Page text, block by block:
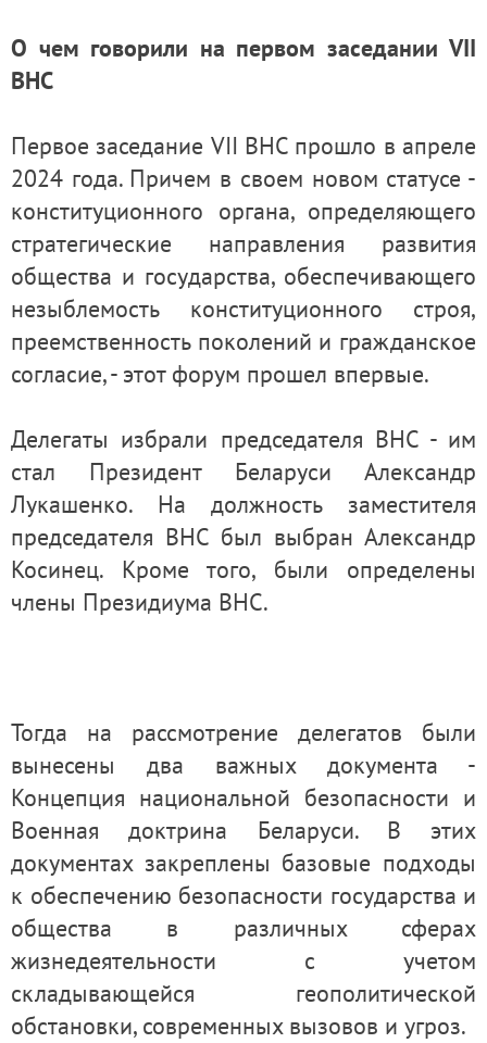
О чем говорили на первом заседании VII
ВНС
Первое заседание VII ВНС прошло в апреле
2024 года. Причем в своем новом статусе -
конституционного органа, определяющего
стратегические направления развития
общества и государства, обеспечивающего
незыблемость конституционного строя,
преемственность поколений и гражданское
согласие, - этот форум прошел впервые.
Делегаты избрали председателя ВНС - им
стал Президент Беларуси Александр
Лукашенко. На должность заместителя
председателя ВНС был выбран Александр
Косинец. Кроме того, были определены
члены Президиума ВНС.
Тогда на рассмотрение делегатов были
вынесены два важных документа -
Концепция национальной безопасности и
Военная доктрина Беларуси. В этих
документах закреплены базовые подходы
к обеспечению безопасности государства и
общества в различных сферах
жизнедеятельности с учетом
складывающейся геополитической
обстановки, современных вызовов и угроз.